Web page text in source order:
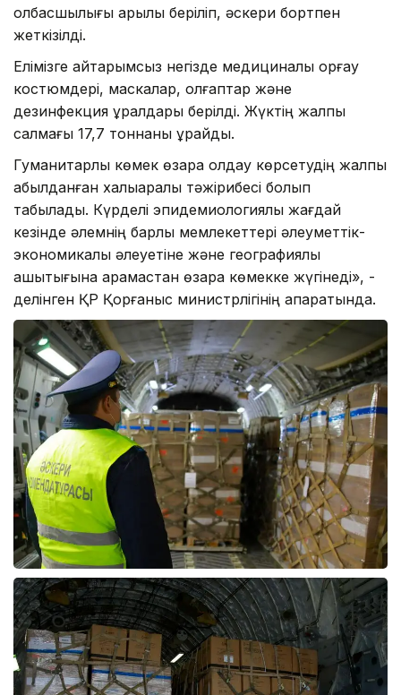
қолбасшылығы арқылы беріліп, әскери бортпен
жеткізілді.
Елімізге қайтарымсыз негізде медициналық қорғау
костюмдері, маскалар, қолғаптар және
дезинфекция құралдары берілді. Жүктің жалпы
салмағы 17,7 тоннаны құрайды.
Гуманитарлық көмек өзара қолдау көрсетудің жалпы
қабылданған халықаралық тәжірибесі болып
табылады. Күрделі эпидемиологиялық жағдай
кезінде әлемнің барлық мемлекеттері әлеуметтік-
экономикалық әлеуетіне және географиялық
қашықтығына қарамастан өзара көмекке жүгінеді», -
делінген ҚР Қорғаныс министрлігінің ақпаратында.